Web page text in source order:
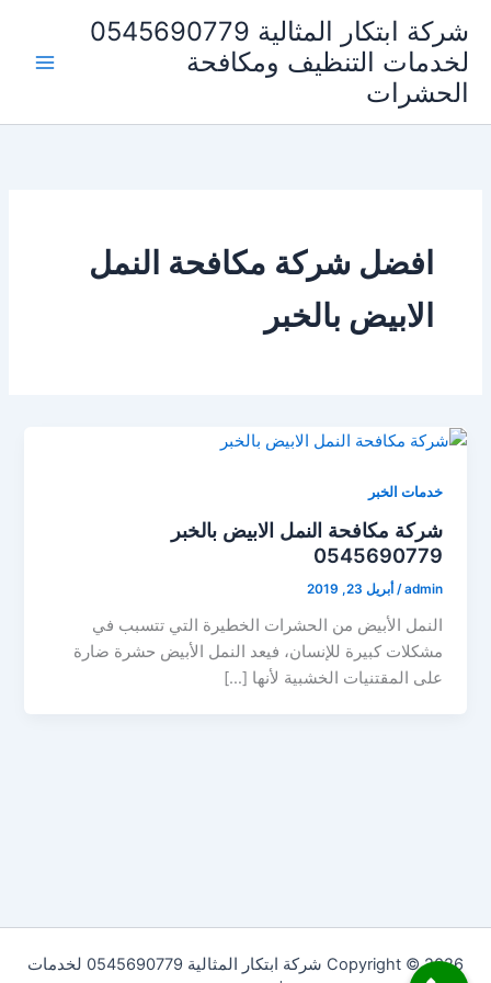
المحتوى
شركة ابتكار المثالية 0545690779
لخدمات التنظيف ومكافحة
الحشرات
افضل شركة مكافحة النمل
الابيض بالخبر
خدمات الخبر
شركة مكافحة النمل الابيض بالخبر
0545690779
admin
/أبريل 23, 2019
النمل الأبيض من الحشرات الخطيرة التي تتسبب في
مشكلات كبيرة للإنسان، فيعد النمل الأبيض حشرة ضارة
على المقتنيات الخشبية لأنها […]
Copyright © 2026 شركة ابتكار المثالية 0545690779 لخدمات